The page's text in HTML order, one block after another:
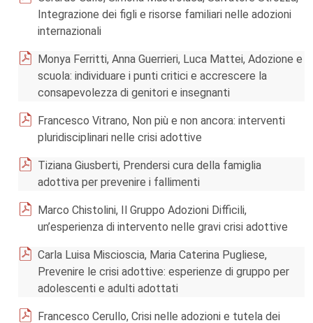
Integrazione dei figli e risorse familiari nelle adozioni
internazionali
Monya Ferritti, Anna Guerrieri, Luca Mattei, Adozione e
scuola: individuare i punti critici e accrescere la
consapevolezza di genitori e insegnanti
Francesco Vitrano, Non più e non ancora: interventi
pluridisciplinari nelle crisi adottive
Tiziana Giusberti, Prendersi cura della famiglia
adottiva per prevenire i fallimenti
Marco Chistolini, Il Gruppo Adozioni Difficili,
un’esperienza di intervento nelle gravi crisi adottive
Carla Luisa Miscioscia, Maria Caterina Pugliese,
Prevenire le crisi adottive: esperienze di gruppo per
adolescenti e adulti adottati
Francesco Cerullo, Crisi nelle adozioni e tutela dei